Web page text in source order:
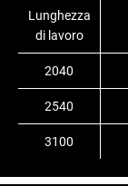
Lunghezza
di lavoro
2040
2540
3100